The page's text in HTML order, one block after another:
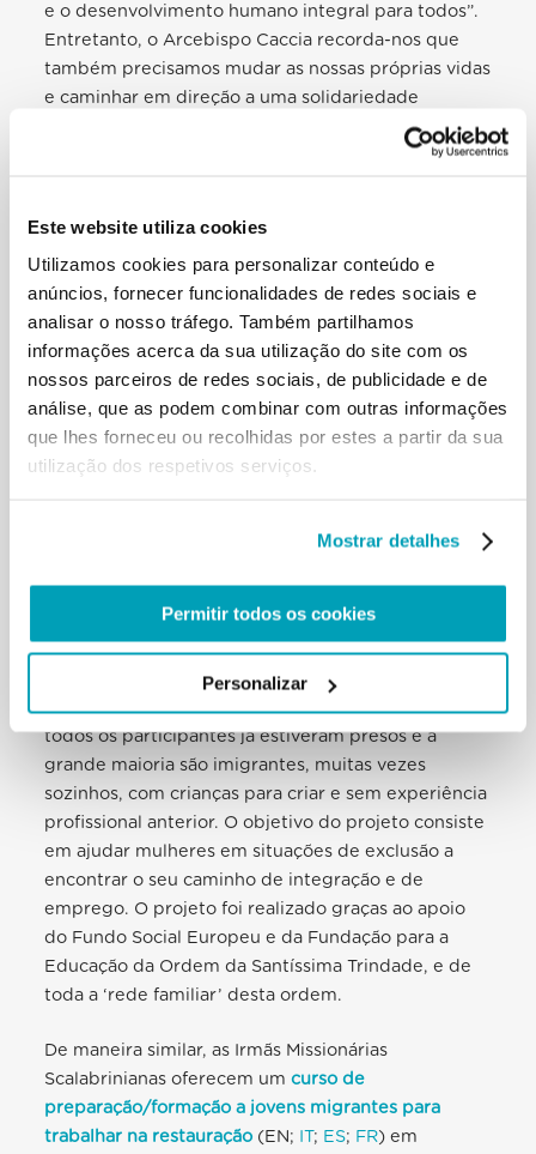
Este website utiliza cookies
Utilizamos cookies para personalizar conteúdo e
anúncios, fornecer funcionalidades de redes sociais e
analisar o nosso tráfego. Também partilhamos
informações acerca da sua utilização do site com os
nossos parceiros de redes sociais, de publicidade e de
análise, que as podem combinar com outras informações
que lhes forneceu ou recolhidas por estes a partir da sua
utilização dos respetivos serviços.
Mostrar detalhes
Permitir todos os cookies
Personalizar
e o desenvolvimento humano integral para todos”.
Entretanto, o Arcebispo Caccia recorda-nos que
também precisamos mudar as nossas próprias vidas
e caminhar em direção a uma solidariedade
fraterna, indo para além do egocentrismo, do
individualismo, do egoísmo e das visões estreitas.
As iniciativas dos atores católicos: a mudança
Incluir os migrantes nas estruturas sociais e
económicas é a chave que garante o sucesso na
promoção da coesão social e da sua integração na
comunidade de acolhimento. A seguir, encontram-
se alguns exemplos de como a Igreja Católica
promove empregos de qualidade, proporciona a
preparação e a formação, e ajuda as pessoas a
modo os migrantes, bem como os habitantes locais
, um projeto social da Ordem da
Santíssima Trindade que “luta contra a exclusão
social”, dirige em Madriduma escola de formação
em Alojamento Turístico e Restauração(ES). Quase
todos os participantes já estiveram presos e a
grande maioria são imigrantes, muitas vezes
sozinhos, com crianças para criar e sem experiência
profissional anterior. O objetivo do projeto consiste
em ajudar mulheres em situações de exclusão a
encontrar o seu caminho de integração e de
emprego. O projeto foi realizado graças ao apoio
do Fundo Social Europeu e da Fundação para a
Educação da Ordem da Santíssima Trindade, e de
toda a ‘rede familiar’ desta ordem.
De maneira similar, as Irmãs Missionárias
Scalabrinianas oferecem umcurso de
preparação/formação a jovens migrantes para
trabalhar na restauração (EN; IT; ES; FR) em